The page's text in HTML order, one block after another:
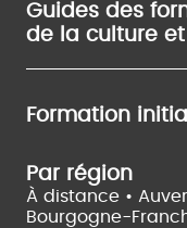
Guides des
de la culture
Formation
Par région
À distance •
Bourgogne-